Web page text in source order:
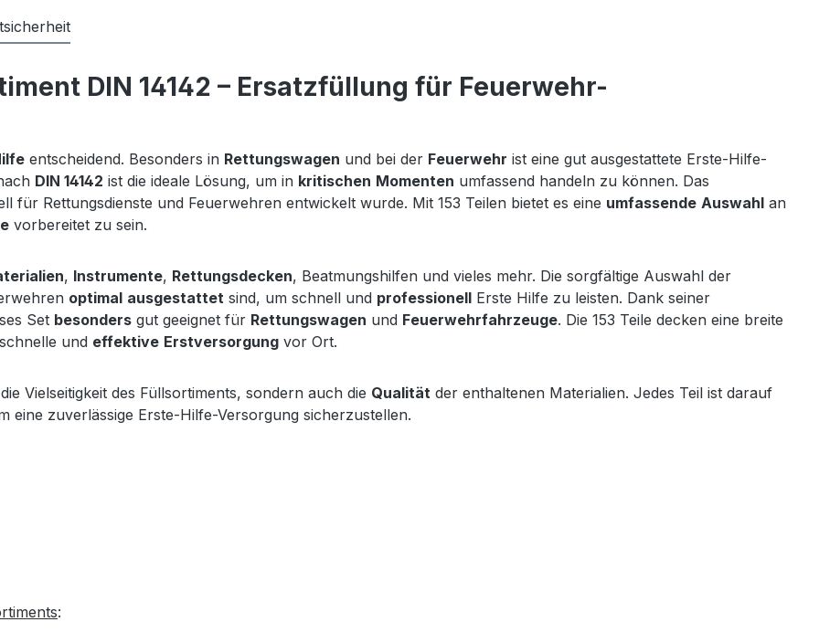
DIN 14142 – Ersatzfüllung für Feuerwehr-
entscheidend. Besonders in Rettungswagen und bei der Feuerwehr ist eine gut ausgestattete Erste-Hilfe-
DIN 14142 ist die ideale Lösung, um in kritischen Momenten umfassend handeln zu können. Das
für Rettungsdienste und Feuerwehren entwickelt wurde. Mit 153 Teilen bietet es eine umfassende Auswahl an
vorbereitet zu sein.
, Instrumente, Rettungsdecken, Beatmungshilfen und vieles mehr. Die sorgfältige Auswahl der
optimal ausgestattet sind, um schnell und professionell Erste Hilfe zu leisten. Dank seiner
Set besonders gut geeignet für Rettungswagen und Feuerwehrfahrzeuge. Die 153 Teile decken eine breite
und effektive Erstversorgung vor Ort.
Vielseitigkeit des Füllsortiments, sondern auch die Qualität der enthaltenen Materialien. Jedes Teil ist darauf
eine zuverlässige Erste-Hilfe-Versorgung sicherzustellen.
: